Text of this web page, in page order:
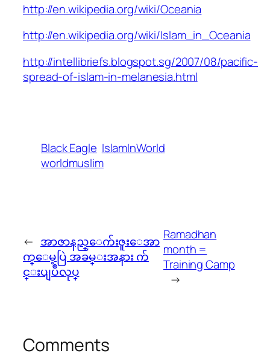
http://en.wikipedia.org/wiki/Oceania
http://en.wikipedia.org/wiki/Islam_in_Oceania
http://intellibriefs.blogspot.sg/2007/08/pacific-
spread-of-islam-in-melanesia.html
Black Eagle IslamInWorld
worldmuslim
← အာဇာနည္ေက်းဇူးေအာ
က္ေမ့ပြဲ အခမ္းအနား က်
င္းပျပဳလုပ္
Ramadhan
month =
Training Camp
→
Comments